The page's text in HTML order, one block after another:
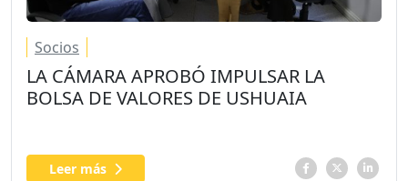
Socios
LA CÁMARA APROBÓ IMPULSAR LA
BOLSA DE VALORES DE USHUAIA
Leer más